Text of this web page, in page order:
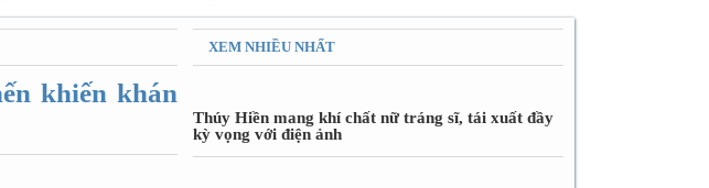
khiến khán
XEM NHIỀU NHẤT
Thúy Hiền mang khí chất nữ tráng sĩ, tái xuất đầy
kỳ vọng với điện ảnh